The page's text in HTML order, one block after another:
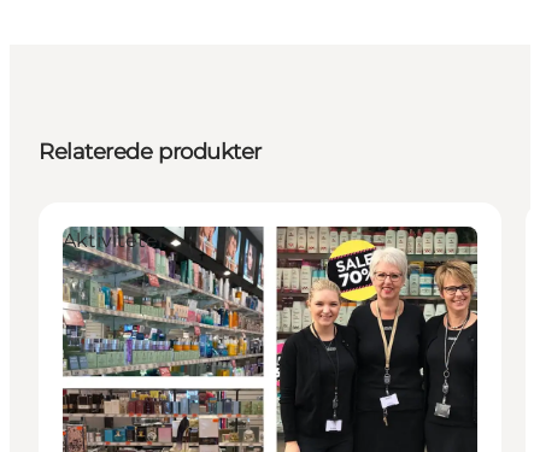
Relaterede produkter
Aktiviteter